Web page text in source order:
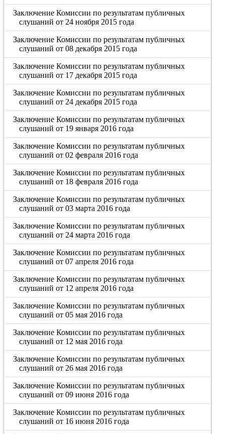
Заключение Комиссии по результатам публичных
слушаний от 24 ноября 2015 года
Заключение Комиссии по результатам публичных
слушаний от 08 декабря 2015 года
Заключение Комиссии по результатам публичных
слушаний от 17 декабря 2015 года
Заключение Комиссии по результатам публичных
слушаний от 24 декабря 2015 года
Заключение Комиссии по результатам публичных
слушаний от 19 января 2016 года
Заключение Комиссии по результатам публичных
слушаний от 02 февраля 2016 года
Заключение Комиссии по результатам публичных
слушаний от 18 февраля 2016 года
Заключение Комиссии по результатам публичных
слушаний от 03 марта 2016 года
Заключение Комиссии по результатам публичных
слушаний от 24 марта 2016 года
Заключение Комиссии по результатам публичных
слушаний от 07 апреля 2016 года
Заключение Комиссии по результатам публичных
слушаний от 12 апреля 2016 года
Заключение Комиссии по результатам публичных
слушаний от 05 мая 2016 года
Заключение Комиссии по результатам публичных
слушаний от 12 мая 2016 года
Заключение Комиссии по результатам публичных
слушаний от 26 мая 2016 года
Заключение Комиссии по результатам публичных
слушаний от 09 июня 2016 года
Заключение Комиссии по результатам публичных
слушаний от 16 июня 2016 года